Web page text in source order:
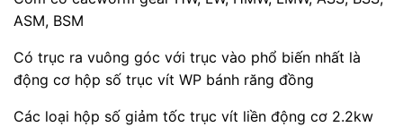
ASM, BSM
Có trục ra vuông góc với trục vào phổ biến nhất là
động cơ hộp số trục vít WP bánh răng đồng
Các loại hộp số giảm tốc trục vít liền động cơ 2.2kw